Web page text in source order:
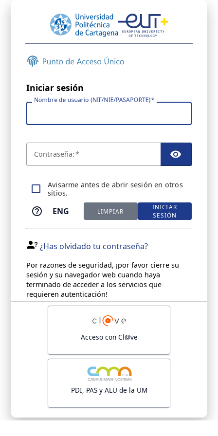
Iniciar sesión
Nombre de usuario (NIF/NIE/PASAPORTE)
Contraseña:
Avisarme antes de abrir sesión en otros
sitios.
ENG LIMPIAR
INICIAR
SESIÓN
¿Has olvidado tu contraseña?
Por razones de seguridad, ¡por favor cierre su
sesión y su navegador web cuando haya
terminado de acceder a los servicios que
requieren autenticación!